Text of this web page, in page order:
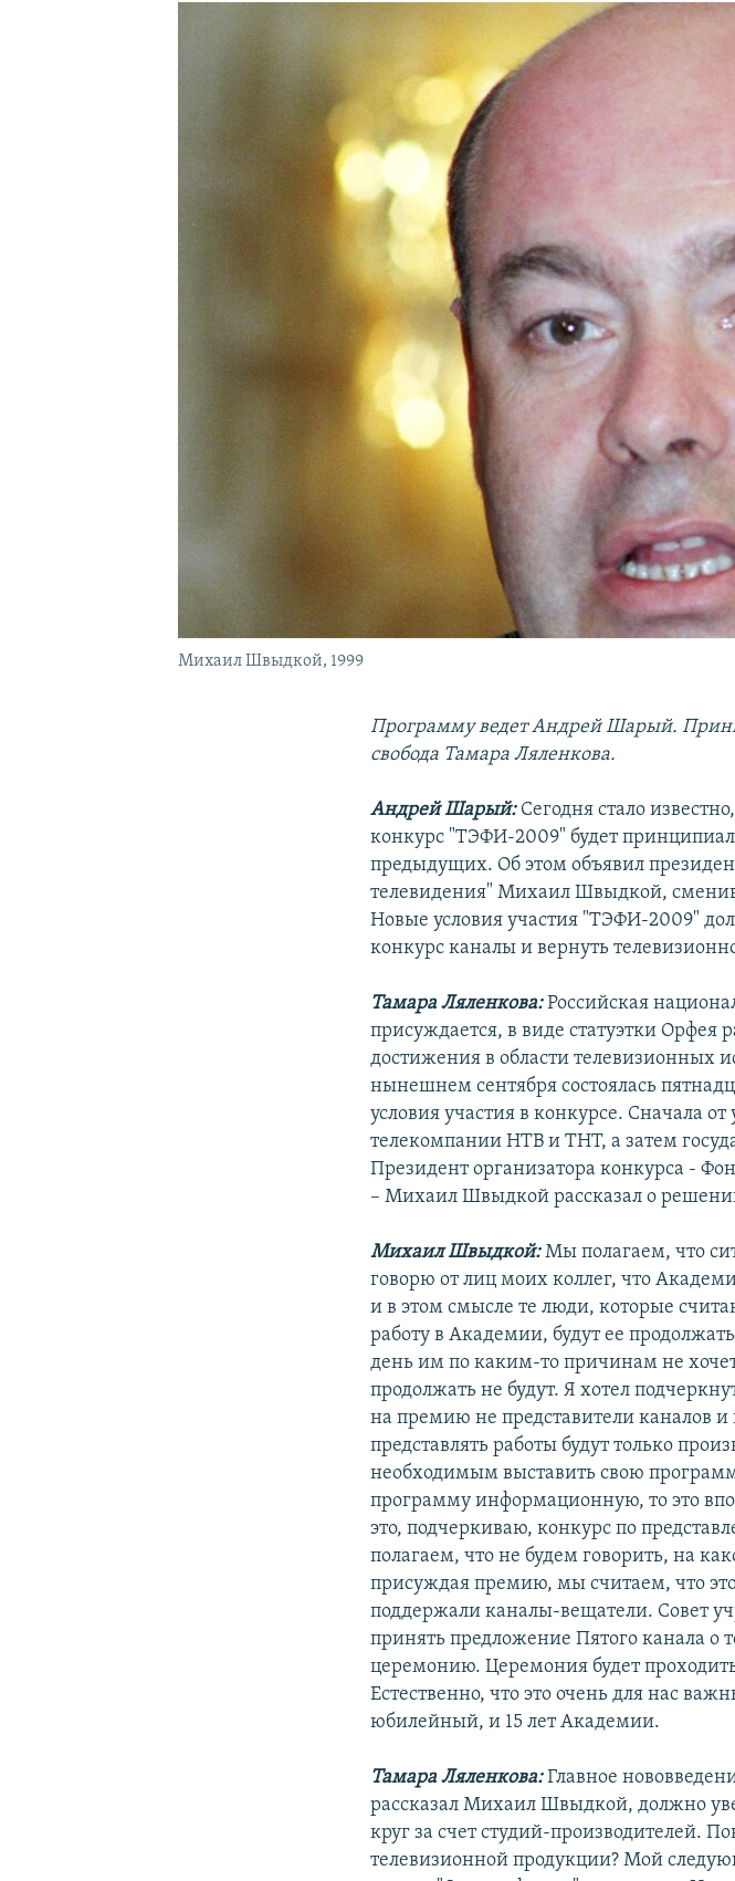
Михаил Швыдкой, 1999
Программу ведет Андрей Шарый.
свобода Тамара Ляленкова.
Андрей Шарый:Сегодня стало
конкурс "ТЭФИ-2009" будет
предыдущих. Об этом объявил
телевидения" Михаил Швыдкой,
Новые условия участия "ТЭФИ-2009"
конкурс каналы и вернуть
Тамара Ляленкова:Российская
присуждается, в виде статуэтки Орфея
достижения в области телевизионных
нынешнем сентября состоялась
условия участия в конкурсе. Сначала
телекомпании НТВ и ТНТ, а затем
Президент организатора конкурса -
– Михаил Швыдкой рассказал о
Михаил Швыдкой:Мы полагаем, что
говорю от лиц моих коллег, что
и в этом смысле те люди, которые
работу в Академии, будут ее
день им по каким-то причинам не
продолжать не будут. Я хотел
на премию не представители каналов и
представлять работы будут только
необходимым выставить свою
программу информационную, то это
это, подчеркиваю, конкурс по
полагаем, что не будем говорить, на
присуждая премию, мы считаем, что
поддержали каналы-вещатели. Совет
принять предложение Пятого канала о
церемонию. Церемония будет
Естественно, что это очень для нас
юбилейный, и 15 лет Академии.
Тамара Ляленкова:Главное
рассказал Михаил Швыдкой, должно
круг за счет студий-производителей.
телевизионной продукции? Мой